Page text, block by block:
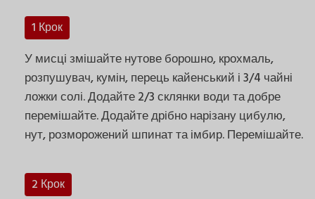
1 Крок
У мисці змішайте нутове борошно, крохмаль,
розпушувач, кумін, перець кайенський і 3/4 чайні
ложки солі. Додайте 2/3 склянки води та добре
перемішайте. Додайте дрібно нарізану цибулю,
нут, розморожений шпинат та імбир. Перемішайте.
2 Крок